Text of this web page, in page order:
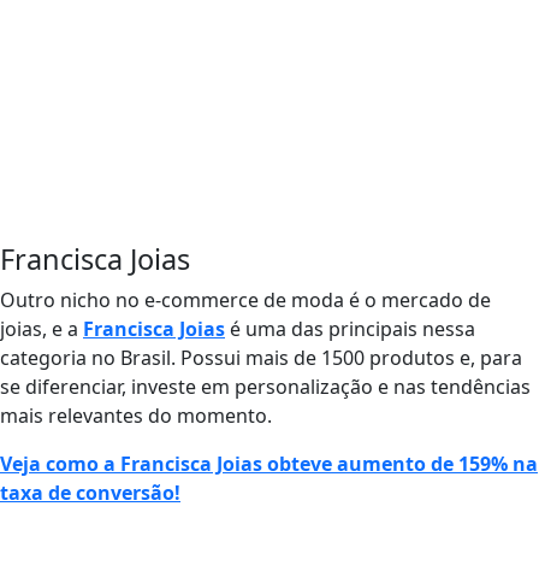
Francisca Joias
Outro nicho no e-commerce de moda é o mercado de
joias, e a Francisca Joias é uma das principais nessa
categoria no Brasil. Possui mais de 1500 produtos e, para
se diferenciar, investe em personalização e nas tendências
mais relevantes do momento.
Veja como a Francisca Joias obteve aumento de 159% na
taxa de conversão!